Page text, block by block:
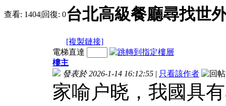
查看: 1404|回復: 0台北高級餐廳尋找世
[複製鏈接]
電梯直達
樓主
發表於 2026-1-14 16:12:55 | 只看該作者
家喻户晓，我國具